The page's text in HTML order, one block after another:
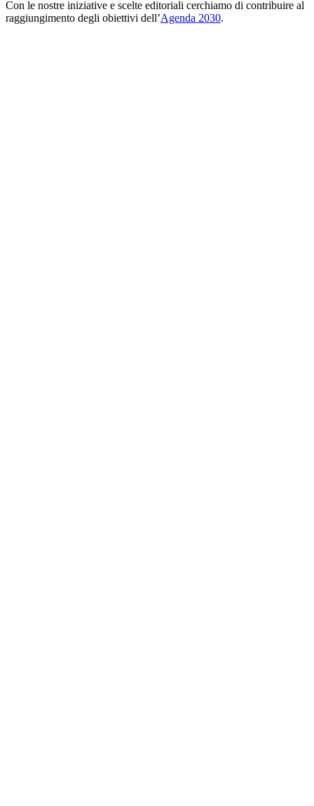
Con le nostre iniziative e scelte editoriali cerchiamo di contribuire al
raggiungimento degli obiettivi dell’Agenda 2030.